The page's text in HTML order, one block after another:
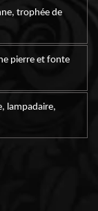
trophée de
pierre et fonte
lampadaire,